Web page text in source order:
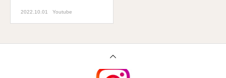
2022.10.01 Youtube